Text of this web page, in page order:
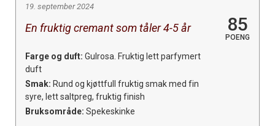
19. september 2024
En fruktig cremant som tåler 4-5 år 85
POENG
Farge og duft: Gulrosa. Fruktig lett parfymert
duft
Smak: Rund og kjøttfull fruktig smak med fin
syre, lett saltpreg, fruktig finish
Bruksområde: Spekeskinke